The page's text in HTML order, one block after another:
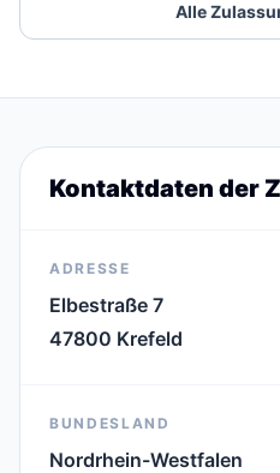
Alle
Kontaktdaten der
ADRESSE
Elbestraße 7
47800 Krefeld
BUNDESLAND
Nordrhein-Westfalen